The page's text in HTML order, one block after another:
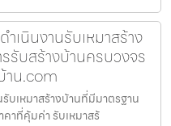
เนินงานรับเหมาสร้าง
รับสร้างบ้านครบวงจร
าน.com
บเหมาสร้างบ้านที่มีมาตรฐาน
าที่คุ้มค่า รับเหมาสร้